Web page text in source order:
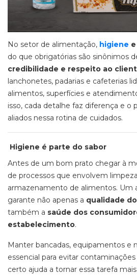
No setor de alimentação, higiene
do que obrigatórias são sinônimos
credibilidade e respeito ao
lanchonetes, padarias e cafeterias
alimentos, superfícies e
isso, cada detalhe faz diferença e o
aliados nessa rotina de cuidados.
Higiene é parte do sabor
Antes de um bom prato chegar à
de processos que envolvem
armazenamento de alimentos. Um
garante não apenas a qualidade
também a saúde dos
estabelecimento.
Manter bancadas, equipamentos e
essencial para evitar
certo ajuda a tornar essa tarefa